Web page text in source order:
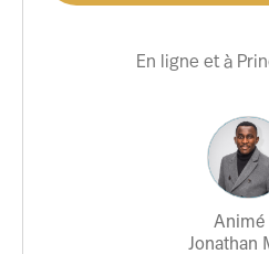
En ligne et à
Animé
Jonathan